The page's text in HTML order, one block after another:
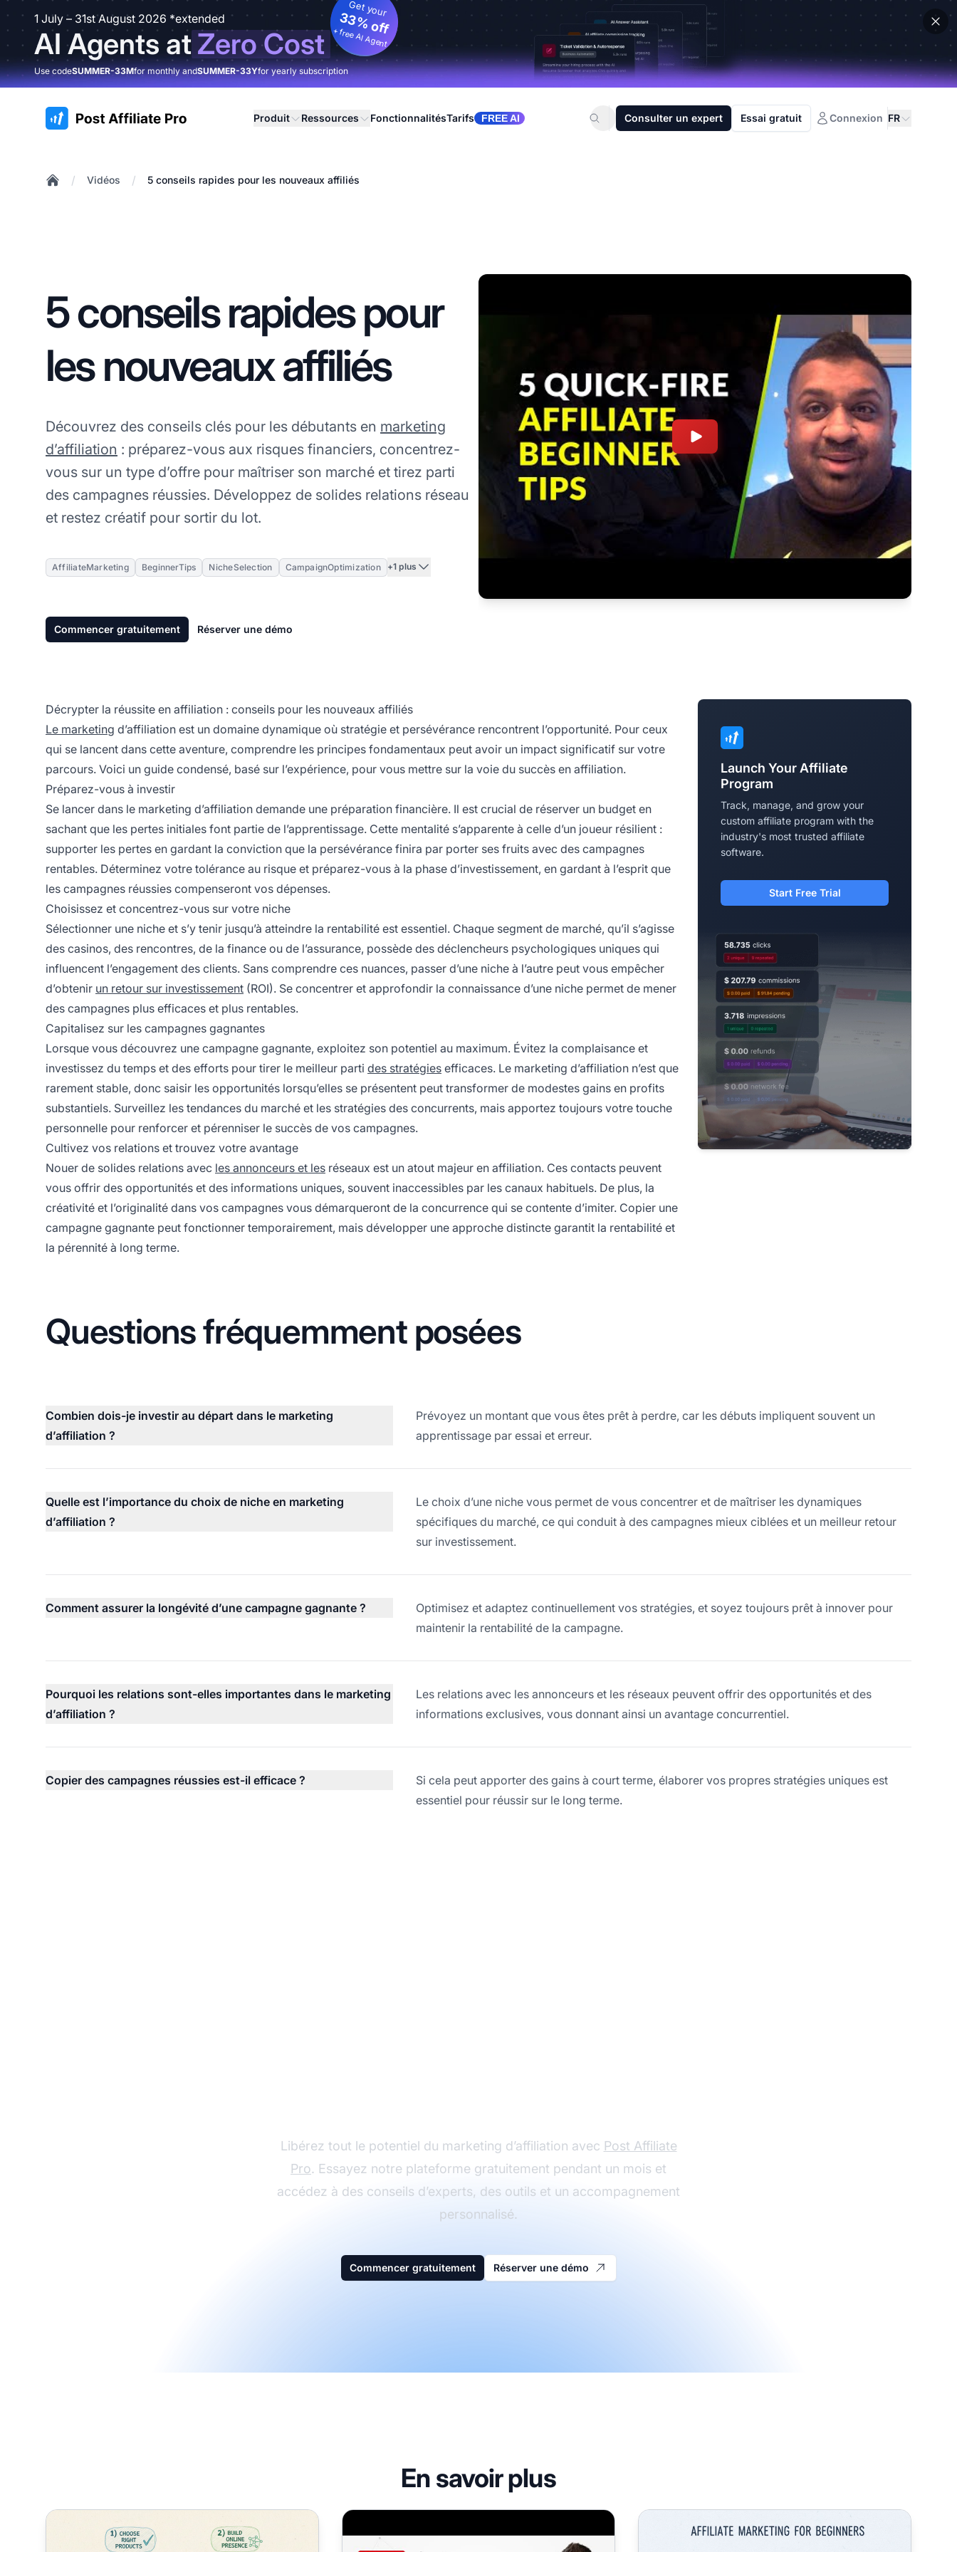
1 July – 31st August 2026 *extended
AI Agents atZero Cost
Get your
33% off
+ free AI Agent
Use codeSUMMER-33Mfor monthly andSUMMER-33Yfor yearly subscription
:site.title Produit Ressources FonctionnalitésTarifs FREE AI Consulter un expert Essai gratuit Connexion FR
/ Vidéos / 5 conseils rapides pour les nouveaux affiliés
5 conseils rapides pour
les nouveaux affiliés
Découvrez des conseils clés pour les débutants en marketing
d’affiliation : préparez-vous aux risques financiers, concentrez-
vous sur un type d’offre pour maîtriser son marché et tirez parti
des campagnes réussies. Développez de solides relations réseau
et restez créatif pour sortir du lot.
AffiliateMarketing BeginnerTips NicheSelection CampaignOptimization +1 plus
Commencer gratuitement Réserver une démo
Décrypter la réussite en affiliation : conseils pour les nouveaux affiliés
Le marketing d’affiliation est un domaine dynamique où stratégie et persévérance rencontrent l’opportunité. Pour ceux
qui se lancent dans cette aventure, comprendre les principes fondamentaux peut avoir un impact significatif sur votre
parcours. Voici un guide condensé, basé sur l’expérience, pour vous mettre sur la voie du succès en affiliation.
Préparez-vous à investir
Se lancer dans le marketing d’affiliation demande une préparation financière. Il est crucial de réserver un budget en
sachant que les pertes initiales font partie de l’apprentissage. Cette mentalité s’apparente à celle d’un joueur résilient :
supporter les pertes en gardant la conviction que la persévérance finira par porter ses fruits avec des campagnes
rentables. Déterminez votre tolérance au risque et préparez-vous à la phase d’investissement, en gardant à l’esprit que
les campagnes réussies compenseront vos dépenses.
Choisissez et concentrez-vous sur votre niche
Sélectionner une niche et s’y tenir jusqu’à atteindre la rentabilité est essentiel. Chaque segment de marché, qu’il s’agisse
des casinos, des rencontres, de la finance ou de l’assurance, possède des déclencheurs psychologiques uniques qui
influencent l’engagement des clients. Sans comprendre ces nuances, passer d’une niche à l’autre peut vous empêcher
d’obtenir un retour sur investissement (ROI). Se concentrer et approfondir la connaissance d’une niche permet de mener
des campagnes plus efficaces et plus rentables.
Capitalisez sur les campagnes gagnantes
Lorsque vous découvrez une campagne gagnante, exploitez son potentiel au maximum. Évitez la complaisance et
investissez du temps et des efforts pour tirer le meilleur parti des stratégies efficaces. Le marketing d’affiliation n’est que
rarement stable, donc saisir les opportunités lorsqu’elles se présentent peut transformer de modestes gains en profits
substantiels. Surveillez les tendances du marché et les stratégies des concurrents, mais apportez toujours votre touche
personnelle pour renforcer et pérenniser le succès de vos campagnes.
Cultivez vos relations et trouvez votre avantage
Nouer de solides relations avec les annonceurs et les réseaux est un atout majeur en affiliation. Ces contacts peuvent
vous offrir des opportunités et des informations uniques, souvent inaccessibles par les canaux habituels. De plus, la
créativité et l’originalité dans vos campagnes vous démarqueront de la concurrence qui se contente d’imiter. Copier une
campagne gagnante peut fonctionner temporairement, mais développer une approche distincte garantit la rentabilité et
la pérennité à long terme.
Launch Your Affiliate
Program
Track, manage, and grow your
custom affiliate program with the
industry's most trusted affiliate
software.
Start Free Trial
Questions fréquemment posées
Combien dois-je investir au départ dans le marketing
d’affiliation ?
Prévoyez un montant que vous êtes prêt à perdre, car les débuts impliquent souvent un
apprentissage par essai et erreur.
Quelle est l’importance du choix de niche en marketing
d’affiliation ?
Le choix d’une niche vous permet de vous concentrer et de maîtriser les dynamiques
spécifiques du marché, ce qui conduit à des campagnes mieux ciblées et un meilleur retour
sur investissement.
Comment assurer la longévité d’une campagne gagnante ?
Optimisez et adaptez continuellement vos stratégies, et soyez toujours prêt à innover pour
maintenir la rentabilité de la campagne.
Pourquoi les relations sont-elles importantes dans le marketing
d’affiliation ?
Les relations avec les annonceurs et les réseaux peuvent offrir des opportunités et des
informations exclusives, vous donnant ainsi un avantage concurrentiel.
Copier des campagnes réussies est-il efficace ?
Si cela peut apporter des gains à court terme, élaborer vos propres stratégies uniques est
essentiel pour réussir sur le long terme.
Libérez tout le potentiel du marketing d’affiliation avec Post Affiliate
Pro. Essayez notre plateforme gratuitement pendant un mois et
accédez à des conseils d’experts, des outils et un accompagnement
personnalisé.
Commencer gratuitement Réserver une démo
En savoir plus
Comment réussir dans le marketing d'affiliation Comment démarrer le marketing d'affiliation en 2023 Comment démarrer le marketing d'affiliation ? Guide